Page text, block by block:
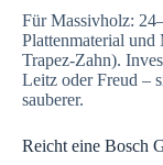
Für Massivholz:
Plattenmaterial
Trapez-Zahn).
Leitz oder Freud –
sauberer.
Reicht eine Bosch